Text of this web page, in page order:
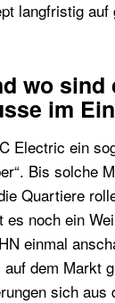
langfristig auf
wo sind
im
Electric ein
Bis solche
Quartiere
es noch ein
einmal
dem Markt
sich aus